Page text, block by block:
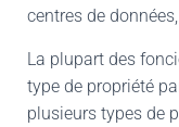
centres de
La plupart des
type de propriété
plusieurs types de